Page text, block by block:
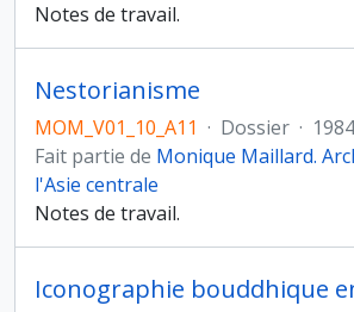
Notes de travail.
Nestorianisme
MOM_V01_10_A11 · Dossier · 1984
Fait partie de Monique Maillard.
l'Asie centrale
Notes de travail.